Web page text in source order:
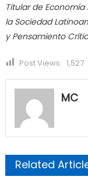
Titular de Economía
la Sociedad
y Pensamiento
Post Views: 1,527
MC
Related